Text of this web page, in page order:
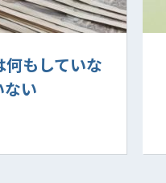
もしていな
い